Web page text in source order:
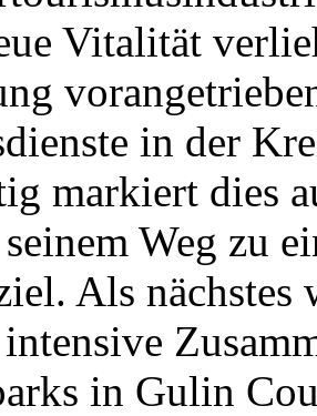
Vitalität
in der
markiert dies
Weg zu
Als
in Gulin